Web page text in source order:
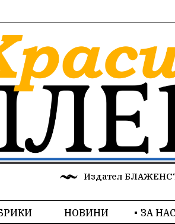
Издател
НОВИНИ ЗА НАС